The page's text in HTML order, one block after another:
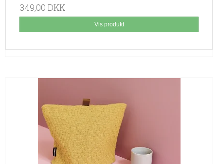
349,00 DKK
Vis produkt